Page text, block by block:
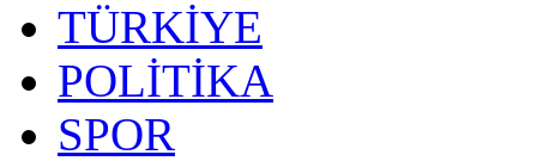
TÜRKİYE
POLİTİKA
SPOR